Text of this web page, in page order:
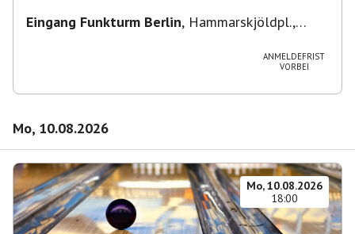
Eingang Funkturm Berlin, Hammarskjöldpl.,
ANMELDEFRIST
VORBEI
Mo, 10.08.2026
Mo, 10.08.2026
18:00